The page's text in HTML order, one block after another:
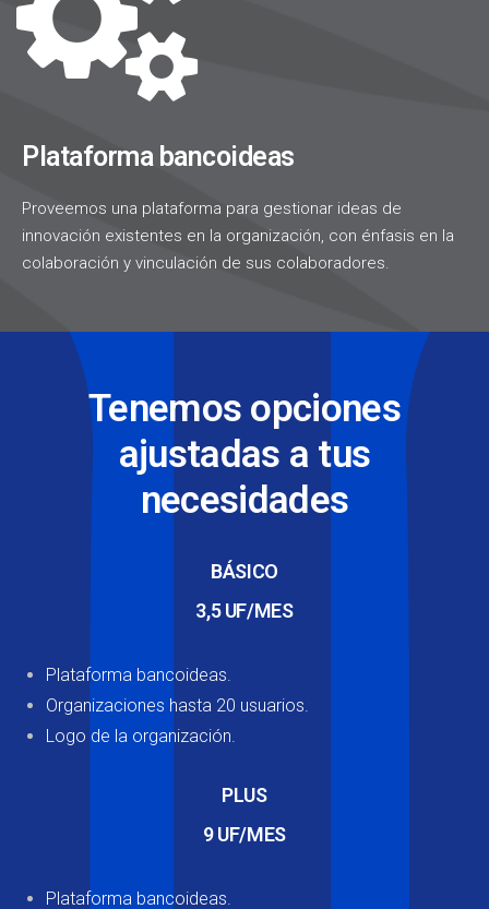
Plataforma bancoideas
Proveemos una plataforma para gestionar ideas de
innovación existentes en la organización, con énfasis en la
colaboración y vinculación de sus colaboradores.
Tenemos opciones
ajustadas a tus
necesidades
BÁSICO
3,5 UF/MES
Plataforma bancoideas.
Organizaciones hasta 20 usuarios.
Logo de la organización.
PLUS
9 UF/MES
Plataforma bancoideas.